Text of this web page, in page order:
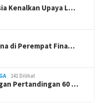
Kenalkan Upaya L…
di Perempat Fina…
141 Dilihat
Pertandingan 60 …